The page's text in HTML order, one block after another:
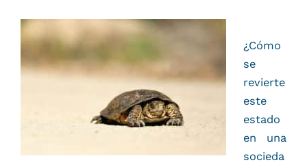
¿Cómo
se
revierte
este
estado
en una
socieda